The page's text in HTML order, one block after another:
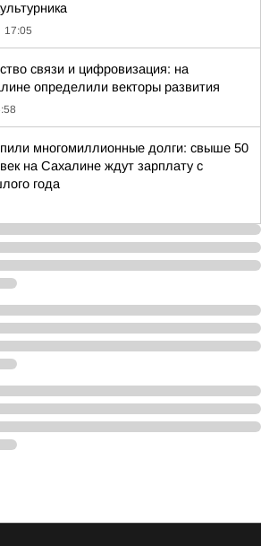
17:05
связи и цифровизация: на
определили векторы развития
многомиллионные долги: свыше 50
на Сахалине ждут зарплату с
года